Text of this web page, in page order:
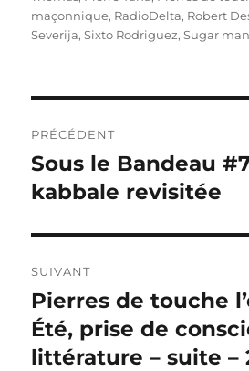
maçonnique, RadioDelta, Robert
Severija,Sixto Rodriguez,Sugar man
de
l’article
PRÉCÉDENT
Publication
précédente :
Sous le Bandeau
kabbale revisitée
SUIVANT
Publication
suivante :
Pierres de touche
Été, prise de
littérature – suite –